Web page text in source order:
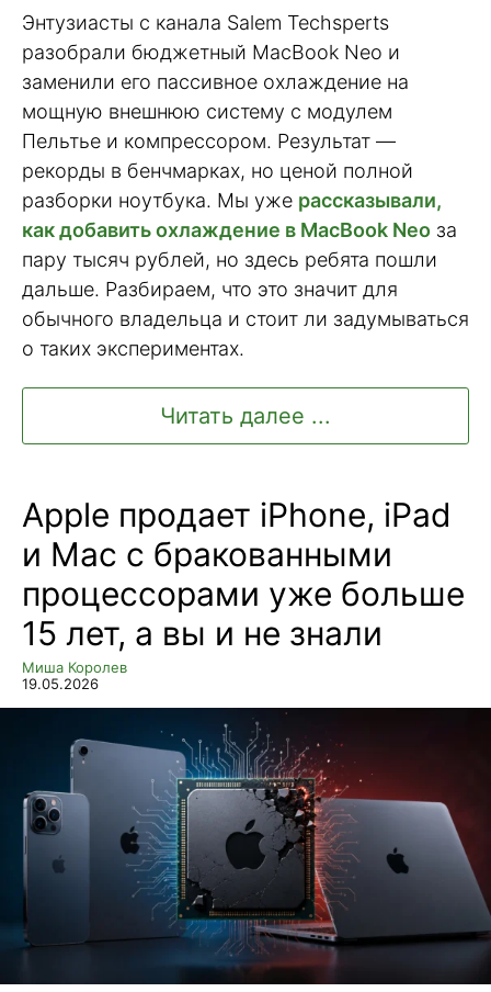
Энтузиасты с канала Salem Techsperts
разобрали бюджетный MacBook Neo и
заменили его пассивное охлаждение на
мощную внешнюю систему с модулем
Пельтье и компрессором. Результат —
рекорды в бенчмарках, но ценой полной
разборки ноутбука. Мы уже рассказывали,
как добавить охлаждение в MacBook Neo за
пару тысяч рублей, но здесь ребята пошли
дальше. Разбираем, что это значит для
обычного владельца и стоит ли задумываться
о таких экспериментах.
Читать далее ...
Apple продает iPhone, iPad
и Mac с бракованными
процессорами уже больше
15 лет, а вы и не знали
Миша Королев
19.05.2026